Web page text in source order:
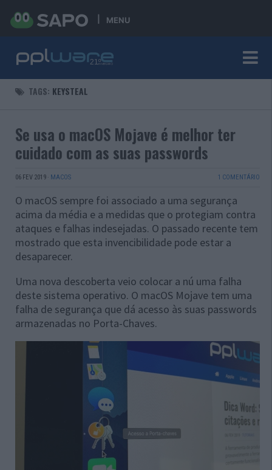
MENU
TAGS: KEYSTEAL
Se usa o macOS Mojave é melhor ter
cuidado com as suas passwords
06 FEV 2019 · MACOS 1 COMENTÁRIO
O macOS sempre foi associado a uma segurança
acima da média e a medidas que o protegiam contra
ataques e falhas indesejadas. O passado recente tem
mostrado que esta invencibilidade pode estar a
desaparecer.
Uma nova descoberta veio colocar a nú uma falha
deste sistema operativo. O macOS Mojave tem uma
falha de segurança que dá acesso às suas passwords
armazenadas no Porta-Chaves.